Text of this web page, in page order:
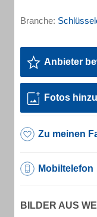
Branche:
Anbieter
Fotos
Zu meinen
Mobiltelefon
BILDER AUS